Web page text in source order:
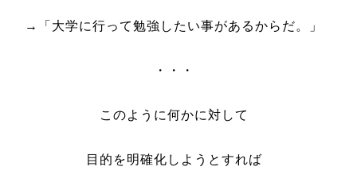
→「大学に行って勉強したい事があるからだ。」
・・・
このように何かに対して
目的を明確化しようとすれば